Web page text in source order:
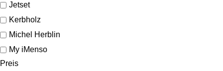
Jetset
Kerbholz
Michel Herblin
My iMenso
Preis